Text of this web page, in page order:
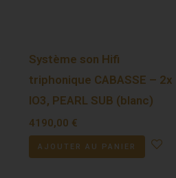
Système son Hifi
triphonique CABASSE – 2x
IO3, PEARL SUB (blanc)
4190,00 €
AJOUTER AU PANIER